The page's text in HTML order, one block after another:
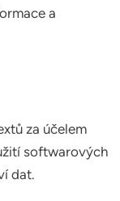
a
za účelem
softwarových
dat.